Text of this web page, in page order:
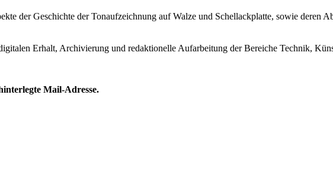
der Geschichte der Tonaufzeichnung auf Walze und Schellackplatte, sowie deren
Erhalt, Archivierung und redaktionelle Aufarbeitung der Bereiche Technik,
Mail-Adresse.